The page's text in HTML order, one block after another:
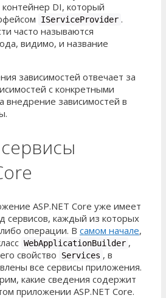
DI, который
IServiceProvider .
часто называются
видимо, и название
зависимостей отвечает за
с конкретными
внедрение зависимостей в
ASP.NET Core уже имеет
сервисов, каждый из которых
операции. В самом начале,
WebApplicationBuilder ,
свойство
Services , в
все сервисы приложения.
какие сведения содержит
приложении ASP.NET Core.